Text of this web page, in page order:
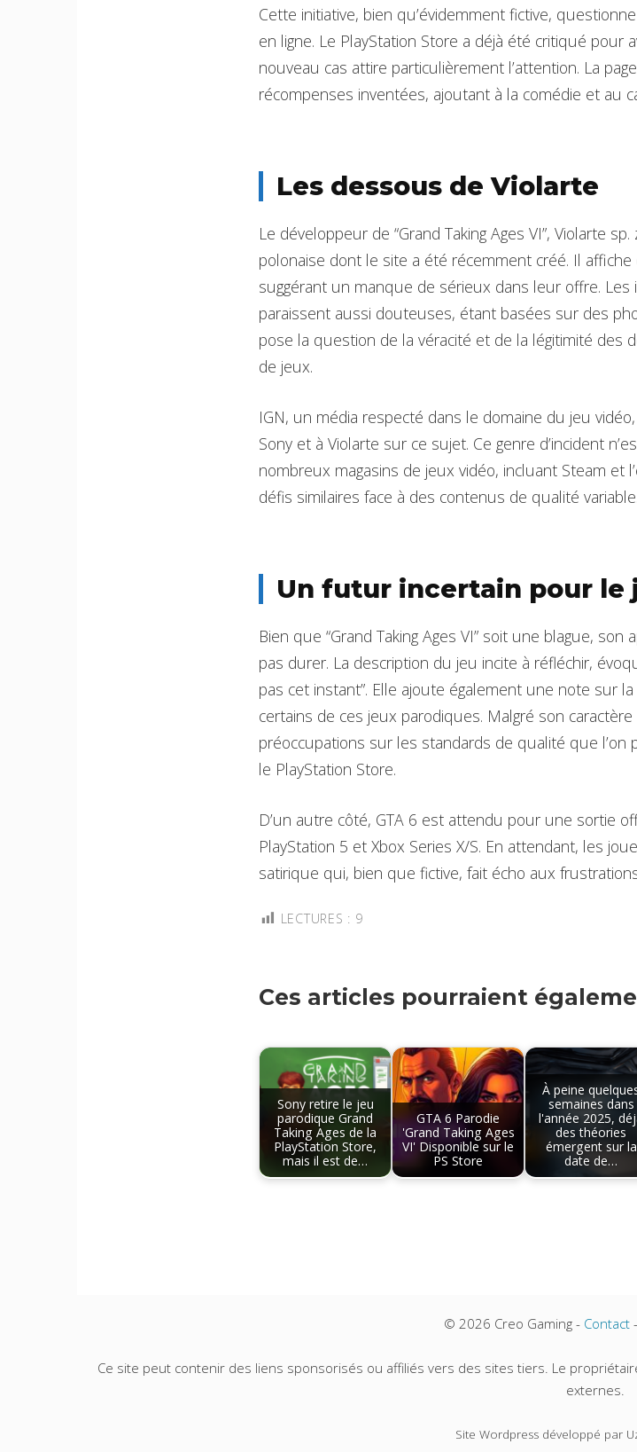
Cette initiative, bien qu’évidemment fictive,
en ligne. Le PlayStation Store a déjà été critiqué pour
nouveau cas attire particulièrement l’attention. La
récompenses inventées, ajoutant à la comédie et au
Les dessous de Violarte
Le développeur de “Grand Taking Ages VI”, Violarte
polonaise dont le site a été récemment créé. Il
suggérant un manque de sérieux dans leur offre. Les
paraissent aussi douteuses, étant basées sur des
pose la question de la véracité et de la légitimité des
de jeux.
IGN, un média respecté dans le domaine du jeu
Sony et à Violarte sur ce sujet. Ce genre d’incident
nombreux magasins de jeux vidéo, incluant Steam et
défis similaires face à des contenus de qualité variable.
Un futur incertain pour le
Bien que “Grand Taking Ages VI” soit une blague,
pas durer. La description du jeu incite à réfléchir,
pas cet instant”. Elle ajoute également une note sur
certains de ces jeux parodiques. Malgré son
préoccupations sur les standards de qualité que
le PlayStation Store.
D’un autre côté, GTA 6 est attendu pour une sortie
PlayStation 5 et Xbox Series X/S. En attendant, les
satirique qui, bien que fictive, fait écho aux
LECTURES : 9
Ces articles pourraient
Sony retire le jeu
parodique Grand
Taking Ages de la
PlayStation Store,
mais il est de…
GTA 6 Parodie
'Grand Taking Ages
VI' Disponible sur le
PS Store
À peine
semaines dans
l'année 2025,
des théories
émergent sur la
date de…
© 2026 Creo Gaming - Contact -
Ce site peut contenir des liens sponsorisés ou affiliés vers des sites tiers. Le
externes.
Site Wordpress développé par